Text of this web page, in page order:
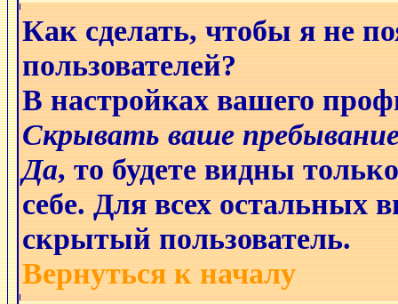
Как сделать, чтобы я не
пользователей?
В настройках вашего
Скрывать ваше
Да, то будете видны
себе. Для всех остальных
скрытый пользователь.
Вернуться к началу